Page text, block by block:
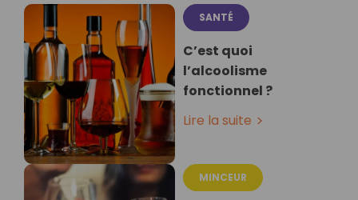
SANTÉ
C’est quoi
l’alcoolisme
fonctionnel ?
Lire la suite
MINCEUR